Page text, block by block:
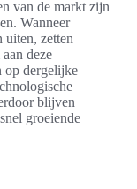
van de markt zijn
Wanneer
uiten, zetten
deze
op dergelijke
blijven
groeiende